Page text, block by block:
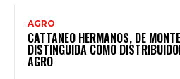
AGRO
CATTANEO HERMANOS, DE
DISTINGUIDA COMO
AGRO